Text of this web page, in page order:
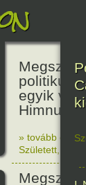
politikus,
egyik
Himnusz
» tovább
Született